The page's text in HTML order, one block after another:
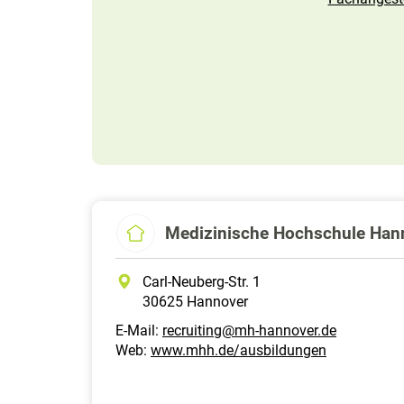
Medizinische Hochschule
Carl-Neuberg-Str. 1
30625 Hannover
E-Mail: recruiting@mh-hannover.de
Web: www.mhh.de/ausbildungen